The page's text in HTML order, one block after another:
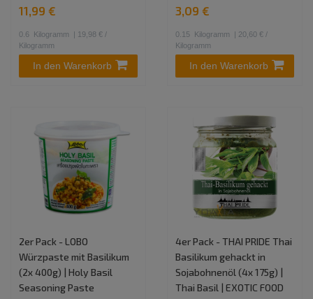
11,99 €
0.6 Kilogramm
| 19,98 € /
Kilogramm
In den Warenkorb
3,09 €
0.15 Kilogramm
| 20,60 € /
Kilogramm
In den Warenkorb
2er Pack - LOBO
Würzpaste mit Basilikum
(2x 400g) | Holy Basil
Seasoning Paste
4er Pack - THAI PRIDE Thai
Basilikum gehackt in
Sojabohnenöl (4x 175g) |
Thai Basil | EXOTIC FOOD